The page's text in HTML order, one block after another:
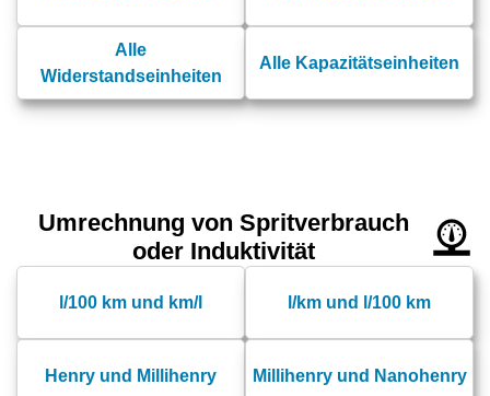
Alle
Widerstandseinheiten
Alle Kapazitätseinheiten
Umrechnung von Spritverbrauch
oder Induktivität
l/100 km und km/l l/km und l/100 km
Henry und Millihenry Millihenry und Nanohenry